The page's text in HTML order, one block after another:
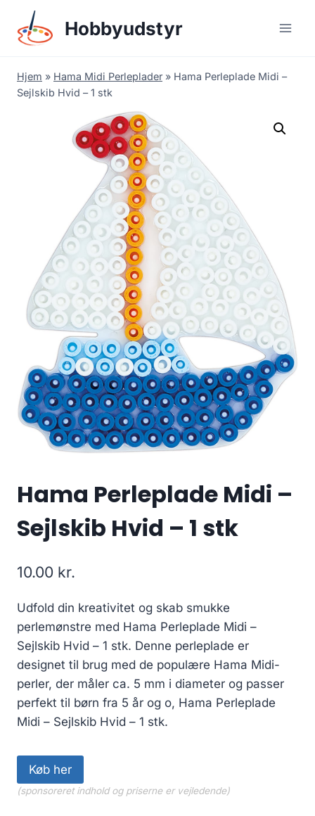
content
Hobbyudstyr
Hjem » Hama Midi Perleplader » Hama Perleplade Midi –
Sejlskib Hvid – 1 stk
Hama Perleplade Midi –
Sejlskib Hvid – 1 stk
10.00 kr.
Udfold din kreativitet og skab smukke
perlemønstre med Hama Perleplade Midi –
Sejlskib Hvid – 1 stk. Denne perleplade er
designet til brug med de populære Hama Midi-
perler, der måler ca. 5 mm i diameter og passer
perfekt til børn fra 5 år og o, Hama Perleplade
Midi – Sejlskib Hvid – 1 stk.
Køb her
(sponsoreret indhold og priserne er vejledende)